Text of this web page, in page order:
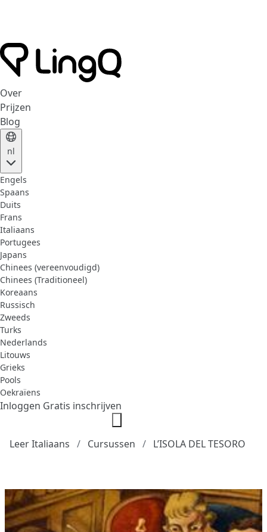
Over
Prijzen
Blog
nl
Engels
Spaans
Duits
Frans
Italiaans
Portugees
Japans
Chinees (vereenvoudigd)
Chinees (Traditioneel)
Koreaans
Russisch
Zweeds
Turks
Nederlands
Litouws
Grieks
Pools
Oekraïens
Inloggen Gratis inschrijven
Leer Italiaans Cursussen L’ISOLA DEL TESORO